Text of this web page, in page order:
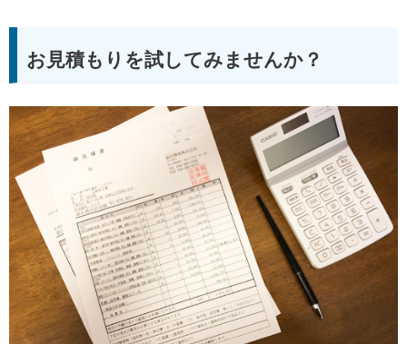
お見積もりを試してみませんか？